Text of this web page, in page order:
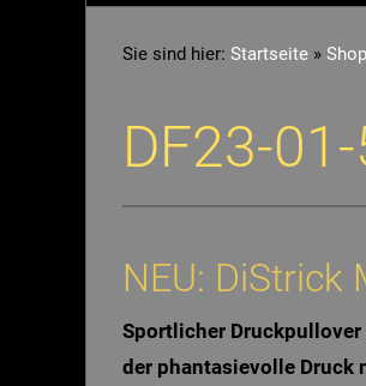
Sie sind hier: Startseite » Shop
DF23-
NEU:
Sportlicher
der phantasievolle